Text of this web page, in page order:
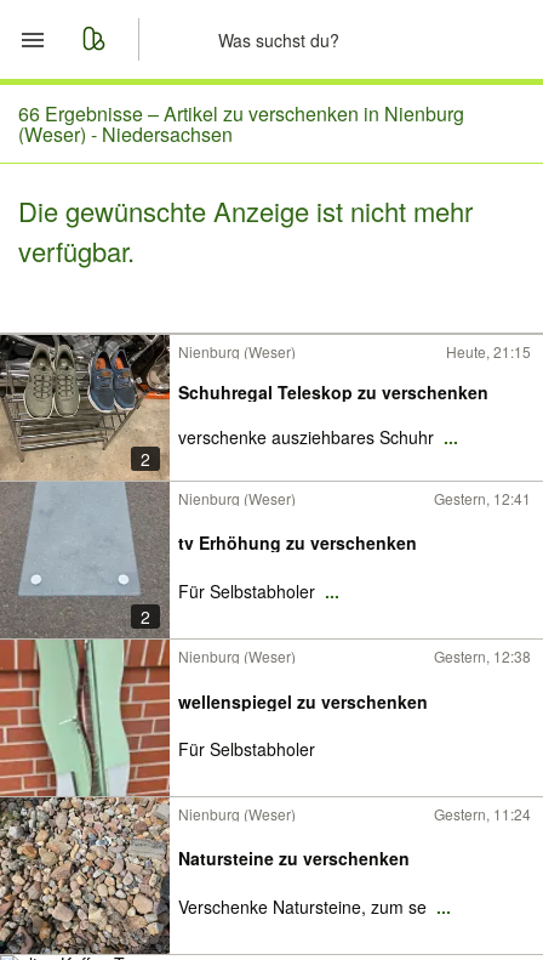
Start
Merkliste
Nachrichten
66 Ergebnisse –Artikel zu verschenken in Nienburg
(Weser) - Niedersachsen
Die gewünschte Anzeige ist nicht mehr
verfügbar.
2
Nienburg (Weser) Heute, 21:15
Schuhregal Teleskop zu verschenken
verschenke ausziehbares Schuhr ...
2
Nienburg (Weser) Gestern, 12:41
tv Erhöhung zu verschenken
Für Selbstabholer ...
Nienburg (Weser) Gestern, 12:38
wellenspiegel zu verschenken
Für Selbstabholer
Nienburg (Weser) Gestern, 11:24
Natursteine zu verschenken
Verschenke Natursteine, zum se ...